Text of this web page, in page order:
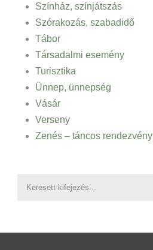
Színház, színjátszás
Szórakozás, szabadidő
Tábor
Társadalmi esemény
Turisztika
Ünnep, ünnepség
Vásár
Verseny
Zenés – táncos rendezvény